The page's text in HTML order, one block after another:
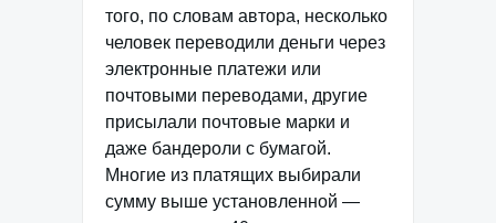
того, по словам автора, несколько
человек переводили деньги через
электронные платежи или
почтовыми переводами, другие
присылали почтовые марки и
даже бандероли с бумагой.
Многие из платящих выбирали
сумму выше установленной —